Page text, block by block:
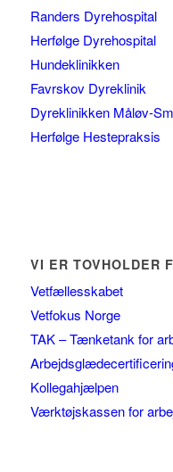
Randers Dyrehospital
Herfølge Dyrehospital
Hundeklinikken
Favrskov Dyreklinik
Dyreklinikken Måløv-
Herfølge Hestepraksis
VI ER TOVHOLDER
Vetfællesskabet
Vetfokus Norge
TAK – Tænketank for
Kollegahjælpen
Værktøjskassen for